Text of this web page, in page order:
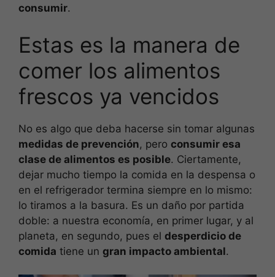
consumir.
Estas es la manera de
comer los alimentos
frescos ya vencidos
No es algo que deba hacerse sin tomar algunas
medidas de prevención, pero consumir esa
clase de alimentos es posible. Ciertamente,
dejar mucho tiempo la comida en la despensa o
en el refrigerador termina siempre en lo mismo:
lo tiramos a la basura. Es un daño por partida
doble: a nuestra economía, en primer lugar, y al
planeta, en segundo, pues el desperdicio de
comida tiene un gran impacto ambiental.